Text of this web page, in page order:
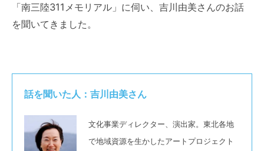
「南三陸311メモリアル」に伺い、吉川由美さんのお話
を聞いてきました。
話を聞いた人：吉川由美さん
文化事業ディレクター、演出家。東北各地
で地域資源を生かしたアートプロジェクト